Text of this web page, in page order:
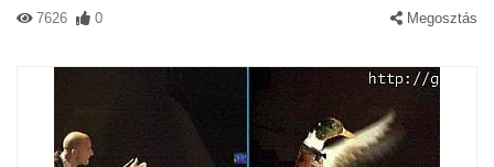
7626 0 Megosztás